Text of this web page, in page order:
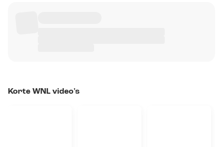
Korte WNL video's